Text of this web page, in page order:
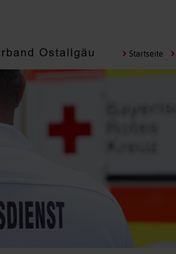
NavigationStartseite